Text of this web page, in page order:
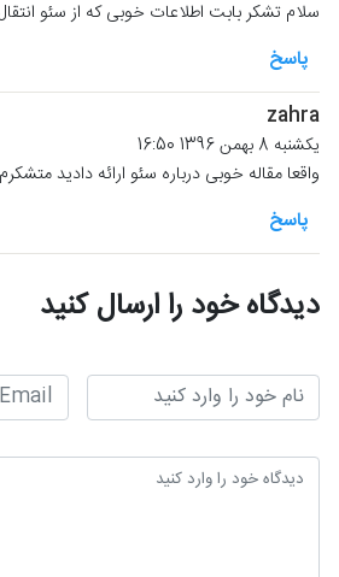
سلام تشکر بابت اطلاعات خوبی که از سئو
پاسخ
zahra
یکشنبه 8 بهمن 1396 16:50
واقعا مقاله خوبی درباره سئو ارائه دادید
پاسخ
دیدگاه خود را ارسال کنید